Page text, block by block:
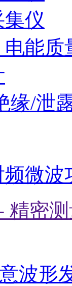
集仪
电能质
缘/泄
微波
精密
波形